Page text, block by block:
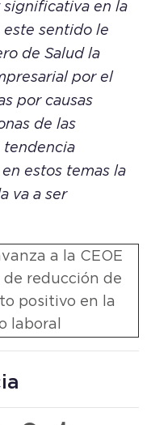
en la
este sentido le
de Salud la
por el
por causas
de las
tendencia
estos temas la
va a ser
a la CEOE
de reducción de
positivo en la
laboral